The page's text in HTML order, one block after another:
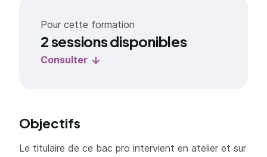
Pour cette formation
2 sessions disponibles
Consulter
Objectifs
Le titulaire de ce bac pro intervient en atelier et sur